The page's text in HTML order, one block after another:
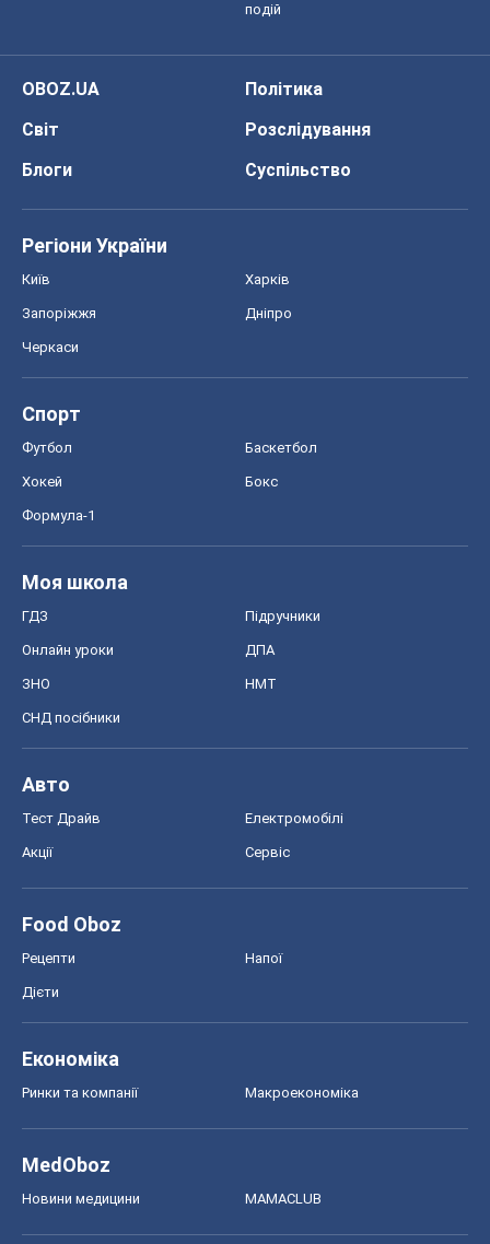
подій
OBOZ.UA
Політика
Світ
Розслідування
Блоги
Суспільство
Регіони України
Київ Харків
Запоріжжя Дніпро
Черкаси
Спорт
Футбол Баскетбол
Хокей Бокс
Формула-1
Моя школа
ГДЗ Підручники
Онлайн уроки ДПА
ЗНО НМТ
СНД посібники
Авто
Тест Драйв Електромобілі
Акції Сервіс
Food Oboz
Рецепти Напої
Дієти
Економіка
Ринки та компанії Макроекономіка
MedOboz
Новини медицини MAMACLUB